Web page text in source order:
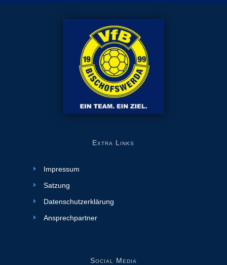
Extra Links
Impressum
Satzung
Datenschutzerklärung
Ansprechpartner
Social Media